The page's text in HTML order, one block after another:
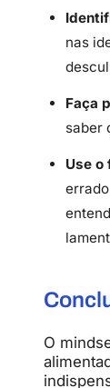
nas
Faça
saber
Use o
O